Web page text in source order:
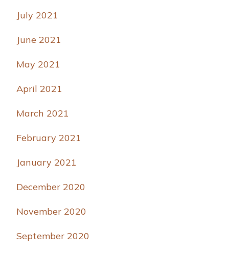
July 2021
June 2021
May 2021
April 2021
March 2021
February 2021
January 2021
December 2020
November 2020
September 2020